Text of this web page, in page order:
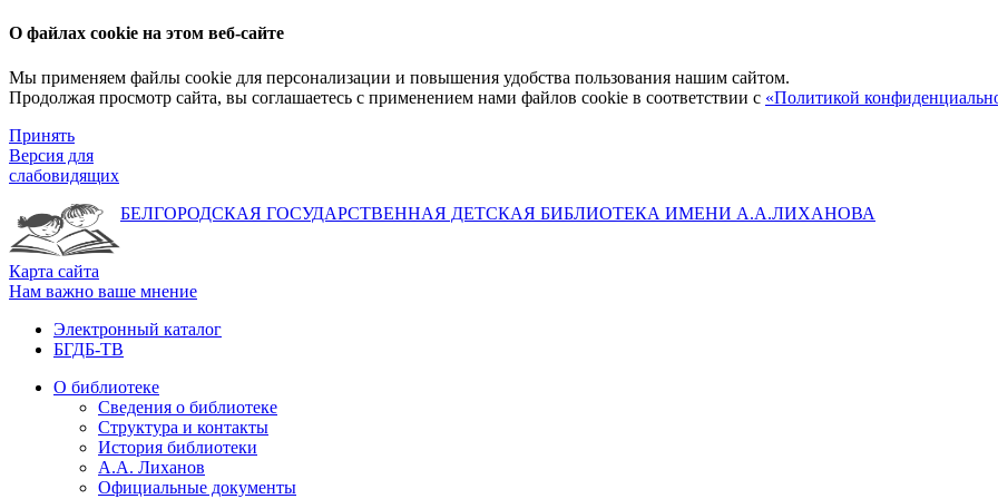
О файлах cookie на этом веб-сайте
Мы применяем файлы cookie для персонализации и повышения удобства пользования нашим сайтом.
Продолжая просмотр сайта, вы соглашаетесь с применением нами файлов cookie в соответствии с «Политикой
Принять
Версия для
слабовидящих
БЕЛГОРОДСКАЯ ГОСУДАРСТВЕННАЯ ДЕТСКАЯ БИБЛИОТЕКА ИМЕНИ А.А.ЛИХАНОВА
Карта сайта
Нам важно ваше мнение
Электронный каталог
БГДБ-ТВ
О библиотеке
Сведения о библиотеке
Структура и контакты
История библиотеки
А.А. Лиханов
Официальные документы